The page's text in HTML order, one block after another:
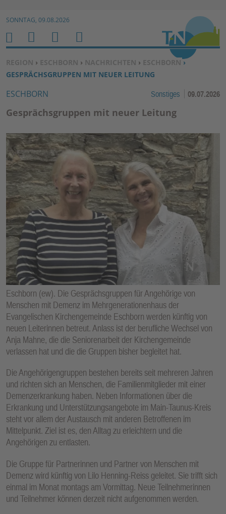
Zum Inhalt springen ↓
SONNTAG, 09.08.2026
SIE BEFINDEN SICH HIER:
REGION › ESCHBORN › NACHRICHTEN › ESCHBORN›
GESPRÄCHSGRUPPEN MIT NEUER LEITUNG
ESCHBORN Sonstiges 09.07.2026
Gesprächsgruppen mit neuer Leitung
Eschborn (ew). Die Gesprächsgruppen für Angehörige von
Menschen mit Demenz im Mehrgenerationenhaus der
Evangelischen Kirchengemeinde Eschborn werden künftig von
neuen Leiterinnen betreut. Anlass ist der berufliche Wechsel von
Anja Mahne, die die Seniorenarbeit der Kirchengemeinde
verlassen hat und die die Gruppen bisher begleitet hat.
Die Angehörigengruppen bestehen bereits seit mehreren Jahren
und richten sich an Menschen, die Familienmitglieder mit einer
Demenzerkrankung haben. Neben Informationen über die
Erkrankung und Unterstützungsangebote im Main-Taunus-Kreis
steht vor allem der Austausch mit anderen Betroffenen im
Mittelpunkt. Ziel ist es, den Alltag zu erleichtern und die
Angehörigen zu entlasten.
Die Gruppe für Partnerinnen und Partner von Menschen mit
Demenz wird künftig von Lilo Henning-Reiss geleitet. Sie trifft sich
einmal im Monat montags am Vormittag. Neue Teilnehmerinnen
und Teilnehmer können derzeit nicht aufgenommen werden.
H
O
M
E
M
E
N
U
S
U
C
N
B
E
N
Z
R
F
U
N
K
TI
O
N
E
N